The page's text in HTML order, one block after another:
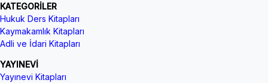
KATEGORİLER
Hukuk Ders Kitapları
Kaymakamlık Kitapları
Adli ve İdari Kitapları
YAYINEVİ
Yayınevi Kitapları